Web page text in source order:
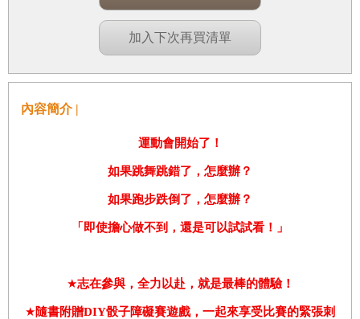
加入下次再買清單
內容簡介 |
運動會開始了！
如果跳舞跳錯了，怎麼辦？
如果跑步跌倒了，怎麼辦？
「即使擔心做不到，還是可以試試看！」
★志在參與，全力以赴，就是最棒的體驗！
★隨書附贈DIY骰子障礙賽遊戲，一起來享受比賽的緊張刺